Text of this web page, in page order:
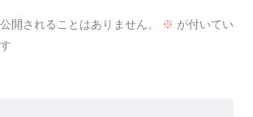
開されることはありません。 ※ が付いてい